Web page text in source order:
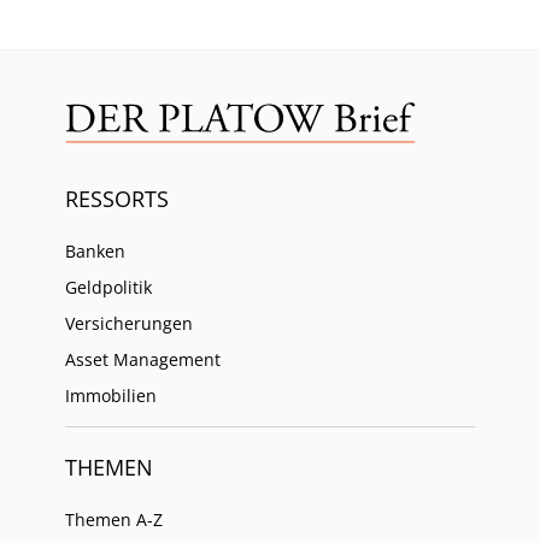
RESSORTS
Banken
Geldpolitik
Versicherungen
Asset Management
Immobilien
THEMEN
Themen A-Z